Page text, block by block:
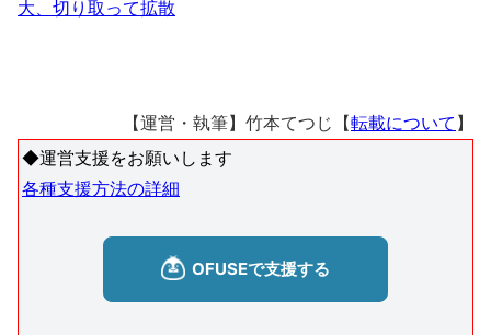
大、切り取って拡散
【運営・執筆】竹本てつじ【転載について 】
◆運営支援をお願いします
各種支援方法の詳細